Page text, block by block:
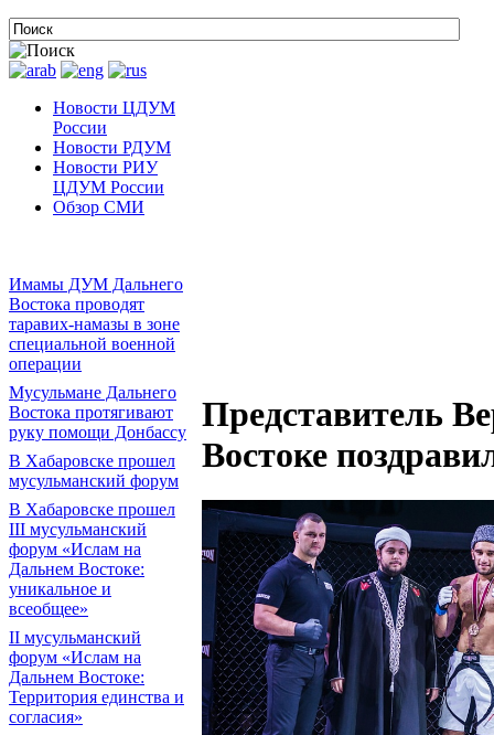
Новости ЦДУМ
России
Новости РДУМ
Новости РИУ
ЦДУМ России
Обзор СМИ
Имамы ДУМ Дальнего
Востока проводят
таравих-намазы в зоне
специальной военной
операции
Мусульмане Дальнего
Востока протягивают
руку помощи Донбассу
В Хабаровске прошел
мусульманский форум
В Хабаровске прошел
III мусульманский
форум «Ислам на
Дальнем Востоке:
уникальное и
всеобщее»
II мусульманский
форум «Ислам на
Дальнем Востоке:
Территория единства и
согласия»
Представитель
Востоке